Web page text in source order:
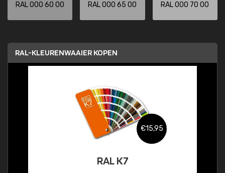
RAL 000 60 00 RAL 000 65 00 RAL 000 70 00
RAL-KLEURENWAAIER KOPEN
€15,95
RAL K7